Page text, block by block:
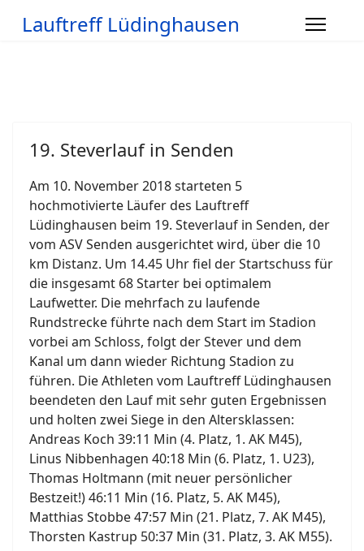
Lauftreff Lüdinghausen
19. Steverlauf in Senden
Am 10. November 2018 starteten 5
hochmotivierte Läufer des Lauftreff
Lüdinghausen beim 19. Steverlauf in Senden, der
vom ASV Senden ausgerichtet wird, über die 10
km Distanz. Um 14.45 Uhr fiel der Startschuss für
die insgesamt 68 Starter bei optimalem
Laufwetter. Die mehrfach zu laufende
Rundstrecke führte nach dem Start im Stadion
vorbei am Schloss, folgt der Stever und dem
Kanal um dann wieder Richtung Stadion zu
führen. Die Athleten vom Lauftreff Lüdinghausen
beendeten den Lauf mit sehr guten Ergebnissen
und holten zwei Siege in den Altersklassen:
Andreas Koch 39:11 Min (4. Platz, 1. AK M45),
Linus Nibbenhagen 40:18 Min (6. Platz, 1. U23),
Thomas Holtmann (mit neuer persönlicher
Bestzeit!) 46:11 Min (16. Platz, 5. AK M45),
Matthias Stobbe 47:57 Min (21. Platz, 7. AK M45),
Thorsten Kastrup 50:37 Min (31. Platz, 3. AK M55).